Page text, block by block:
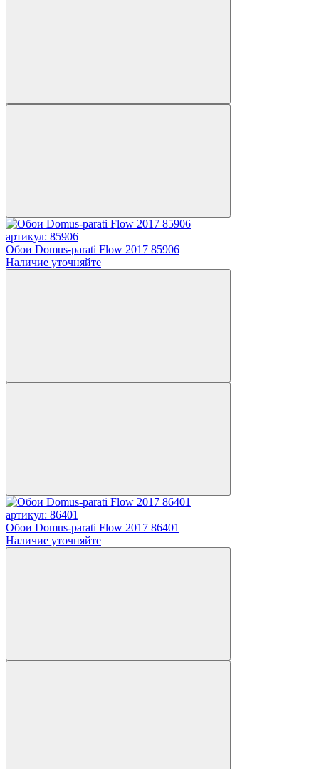
артикул: 85906
Обои Domus-parati Flow 2017 85906
Наличие уточняйте
артикул: 86401
Обои Domus-parati Flow 2017 86401
Наличие уточняйте